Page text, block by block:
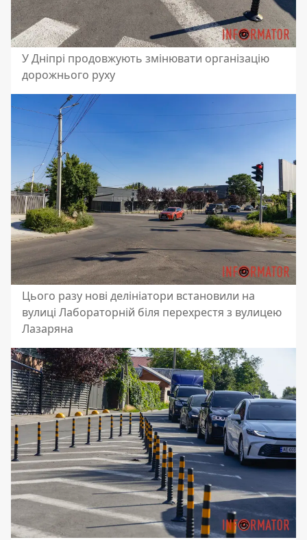
У Дніпрі продовжують змінювати організацію
дорожнього руху
Цього разу нові делініатори встановили на
вулиці Лабораторній біля перехрестя з вулицею
Лазаряна